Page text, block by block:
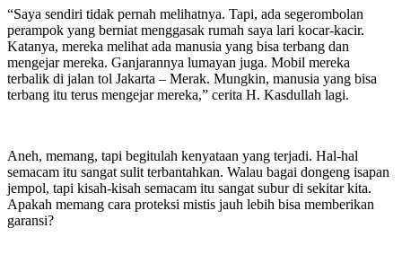
“Saya sendiri tidak pernah melihatnya. Tapi, ada segerombolan
perampok yang berniat menggasak rumah saya lari kocar-kacir.
Katanya, mereka melihat ada manusia yang bisa terbang dan
mengejar mereka. Ganjarannya lumayan juga. Mobil mereka
terbalik di jalan tol Jakarta – Merak. Mungkin, manusia yang bisa
terbang itu terus mengejar mereka,” cerita H. Kasdullah lagi.
Aneh, memang, tapi begitulah kenyataan yang terjadi. Hal-hal
semacam itu sangat sulit terbantahkan. Walau bagai dongeng isapan
jempol, tapi kisah-kisah semacam itu sangat subur di sekitar kita.
Apakah memang cara proteksi mistis jauh lebih bisa memberikan
garansi?